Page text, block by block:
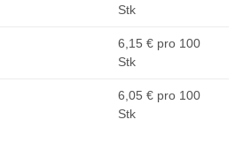
Stk
6,15 € pro 100
Stk
6,05 € pro 100
Stk